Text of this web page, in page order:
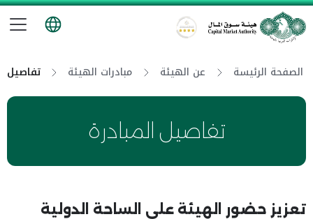
هيئة سوق المال
الصفحة الرئيسة عن الهيئة مبادرات الهيئة تفاصيل
تفاصيل المبادرة
تعزيز حضور الهيئة على الساحة الدولية